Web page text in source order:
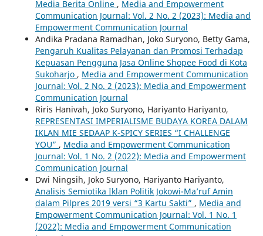
Media Berita Online , Media and Empowerment
Communication Journal: Vol. 2 No. 2 (2023): Media and
Empowerment Communication Journal
Andika Pradana Ramadhan, Joko Suryono, Betty Gama,
Pengaruh Kualitas Pelayanan dan Promosi Terhadap
Kepuasan Pengguna Jasa Online Shopee Food di Kota
Sukoharjo , Media and Empowerment Communication
Journal: Vol. 2 No. 2 (2023): Media and Empowerment
Communication Journal
Riris Hanivah, Joko Suryono, Hariyanto Hariyanto,
REPRESENTASI IMPERIALISME BUDAYA KOREA DALAM
IKLAN MIE SEDAAP K-SPICY SERIES “I CHALLENGE
YOU” , Media and Empowerment Communication
Journal: Vol. 1 No. 2 (2022): Media and Empowerment
Communication Journal
Dwi Ningsih, Joko Suryono, Hariyanto Hariyanto,
Analisis Semiotika Iklan Politik Jokowi-Ma’ruf Amin
dalam Pilpres 2019 versi “3 Kartu Sakti” , Media and
Empowerment Communication Journal: Vol. 1 No. 1
(2022): Media and Empowerment Communication